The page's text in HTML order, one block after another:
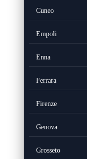
Cuneo
Empoli
Enna
Ferrara
Firenze
Genova
Grosseto